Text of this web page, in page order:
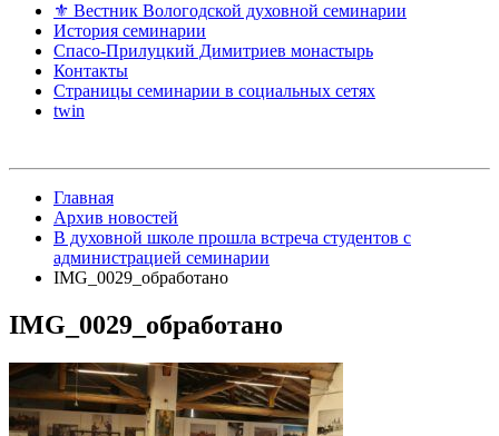
⚜ Вестник Вологодской духовной семинарии
История семинарии
Спасо-Прилуцкий Димитриев монастырь
Контакты
Страницы семинарии в социальных сетях
twin
Главная
Архив новостей
В духовной школе прошла встреча студентов с
администрацией семинарии
IMG_0029_обработано
IMG_0029_обработано